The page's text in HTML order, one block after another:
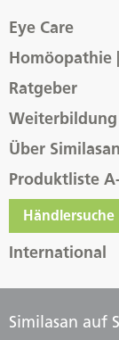
Eye Care
Homöopathie
Ratgeber
Weiterbildung
Über Similasan
Produktliste
Händlersuche
International
Similasan auf